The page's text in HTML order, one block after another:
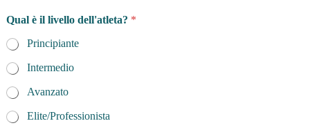
Qual è il livello dell'atleta? *
Principiante
Intermedio
Avanzato
Elite/Professionista